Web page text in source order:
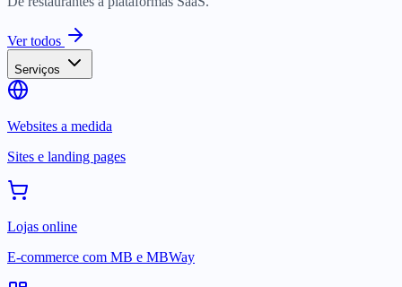
Ver todos
Serviços
Websites a medida
Sites e landing pages
Lojas online
E-commerce com MB e MBWay